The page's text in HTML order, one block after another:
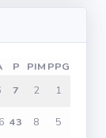
P PIM PPG
7 2 1
43 8 5